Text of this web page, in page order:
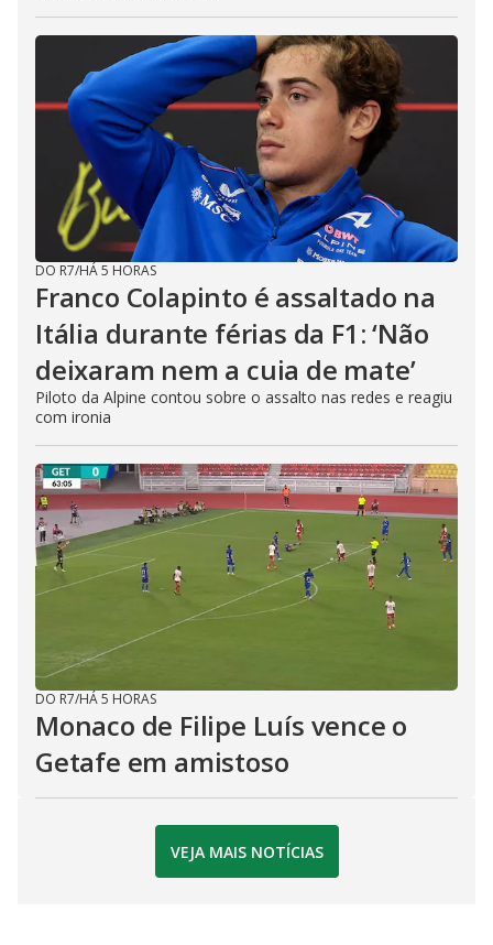
DO R7/HÁ 5 HORAS
Franco Colapinto é assaltado na
Itália durante férias da F1: ‘Não
deixaram nem a cuia de mate’
Piloto da Alpine contou sobre o assalto nas redes e reagiu
com ironia
DO R7/HÁ 5 HORAS
Monaco de Filipe Luís vence o
Getafe em amistoso
VEJA MAIS NOTÍCIAS